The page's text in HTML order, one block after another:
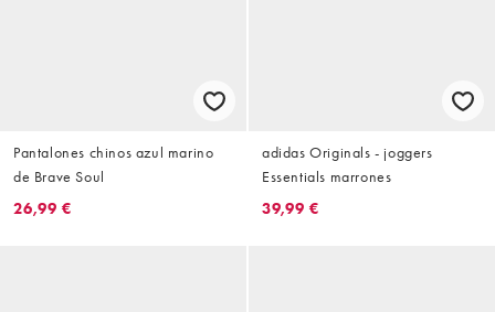
Pantalones chinos azul marino
de Brave Soul
26,99 €
adidas Originals - joggers
Essentials marrones
39,99 €